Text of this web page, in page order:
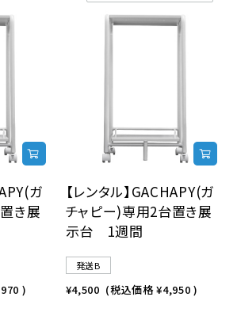
くあるご質問
7659
ガ
き展
)
【レンタル】GACHAPY(ガ
チャピー)専用2台置き展
示台 1週間
発送B
¥4,500 (税込価格¥4,950 )